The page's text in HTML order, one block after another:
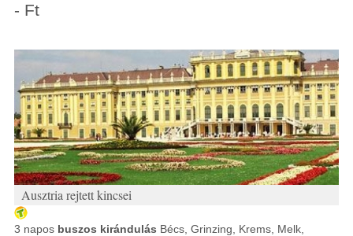
- Ft
Ausztria rejtett kincsei
3 napos buszos kirándulás Bécs, Grinzing, Krems, Melk,